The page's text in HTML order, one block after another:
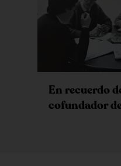
En recuerdo
cofundador